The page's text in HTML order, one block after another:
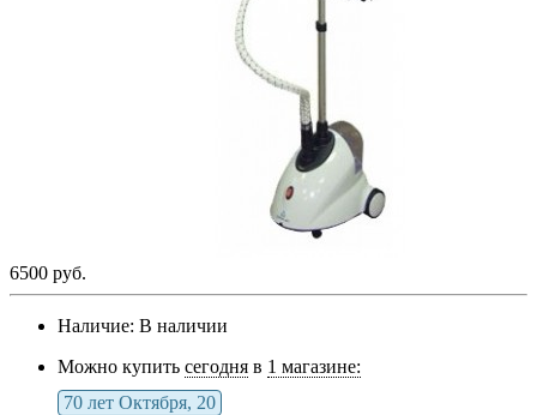
6500 руб.
Наличие: В наличии
Можно купить сегодня в 1 магазине:
70 лет Октября, 20